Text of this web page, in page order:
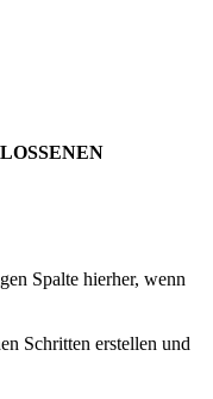
Spalte hierher, wenn
Schritten erstellen und